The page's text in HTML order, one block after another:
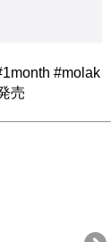
#molak
売